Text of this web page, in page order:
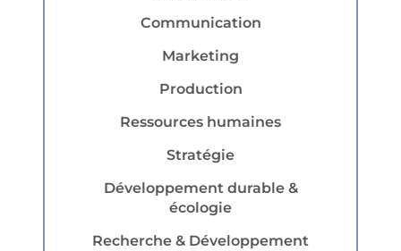
Communication
Marketing
Production
Ressources humaines
Stratégie
Développement durable &
écologie
Recherche & Développement